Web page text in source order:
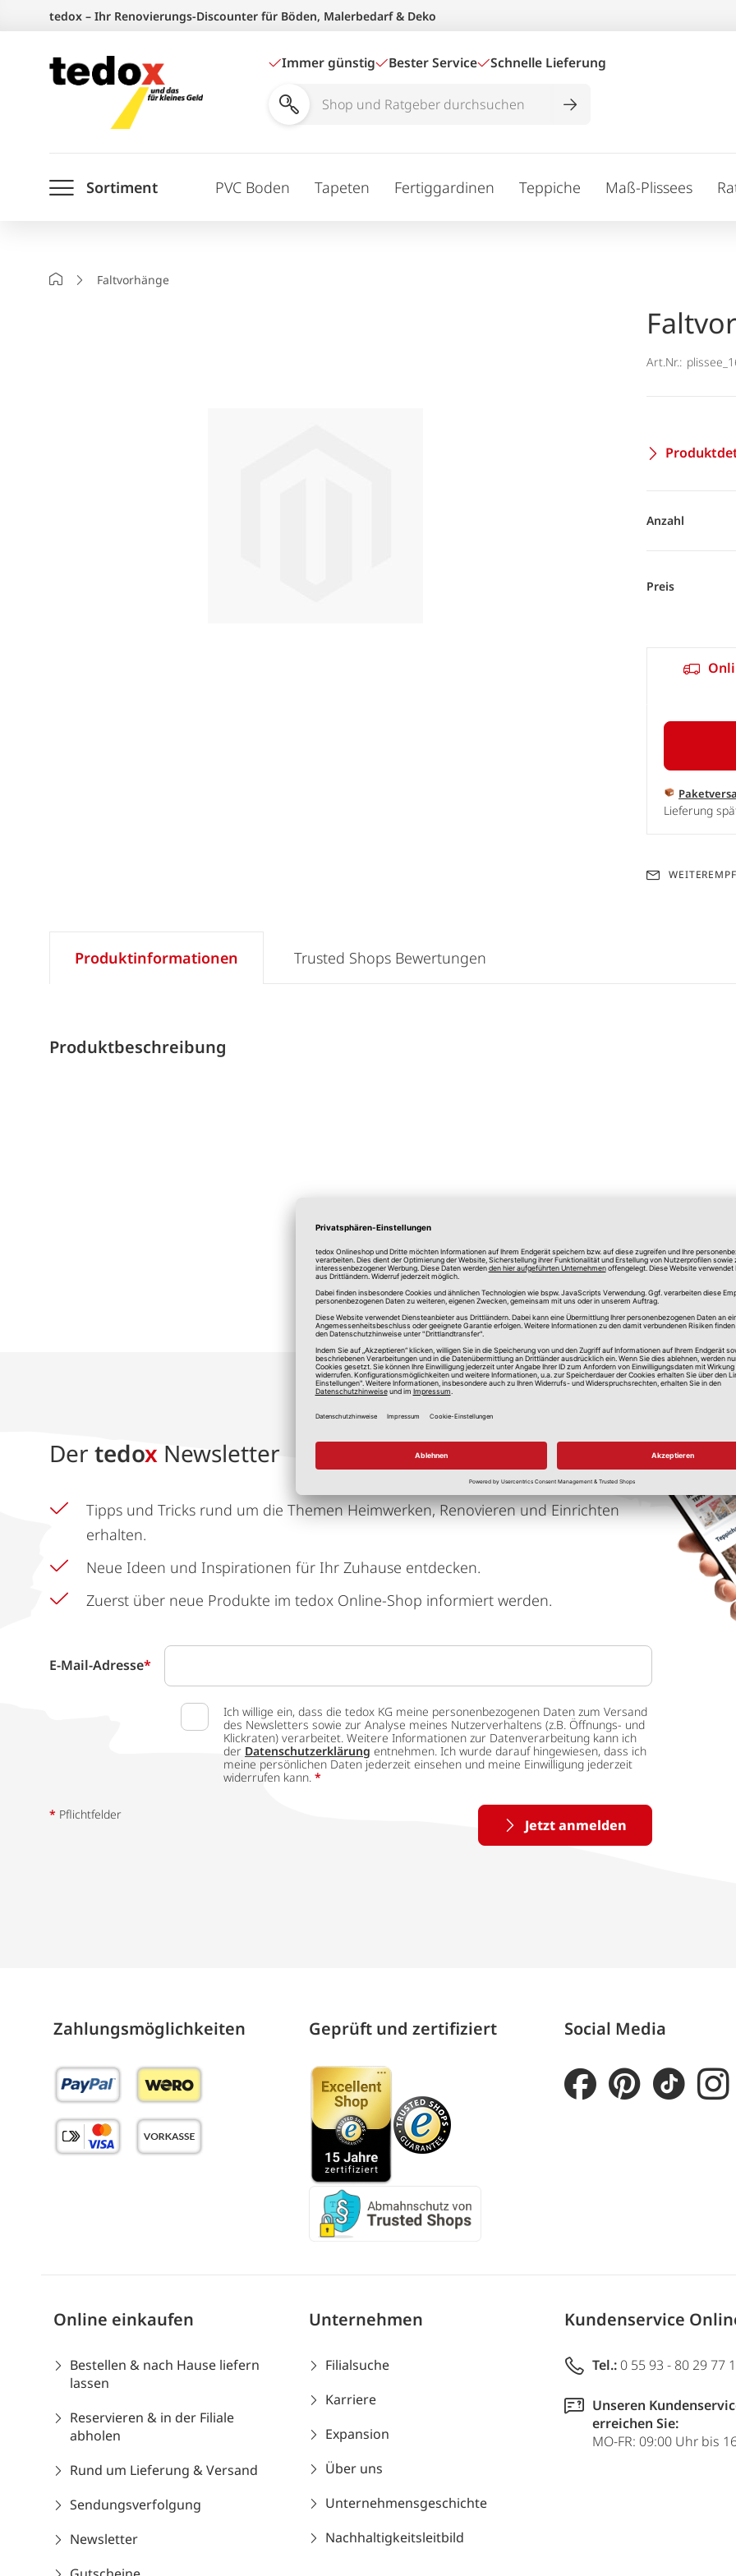
springen
tedox – Ihr Renovierungs-Discounter für Böden, Malerbedarf & Deko
Immer günstig Bester Service Schnelle Lieferung
Shop
durchsuchen
Sortiment PVC Boden Tapeten Fertiggardinen Teppiche Maß-Plissees
StartseiteFaltvorhänge
Art.Nr.:
Anzahl
Preis
Lieferung
Produktinformationen
Produktbeschreibung
Trusted Shops Bewertungen
*Alle Preise in Euro, inkl. gesetzlicher Mehrwertsteuer, zzgl.
Der tedox Newsletter
Tipps und Tricks rund um die Themen Heimwerken, Renovieren und Einrichten
erhalten.
Neue Ideen und Inspirationen für Ihr Zuhause entdecken.
Zuerst über neue Produkte im tedox Online-Shop informiert werden.
E-Mail-Adresse*
Ich willige ein, dass die tedox KG meine personenbezogenen Daten zum Versand
des Newsletters sowie zur Analyse meines Nutzerverhaltens (z.B. Öffnungs- und
Klickraten) verarbeitet. Weitere Informationen zur Datenverarbeitung kann ich
der Datenschutzerklärung entnehmen. Ich wurde darauf hingewiesen, dass ich
meine persönlichen Daten jederzeit einsehen und meine Einwilligung jederzeit
widerrufen kann. *
Jetzt anmelden
* Pflichtfelder
Zahlungs­möglich­keiten Geprüft und zertifiziert Social Media
Online einkaufen
Bestellen & nach Hause liefern
lassen
Reservieren & in der Filiale
abholen
Rund um Lieferung & Versand
Sendungsverfolgung
Newsletter
Unternehmen
Filialsuche
Karriere
Expansion
Über uns
Unternehmensgeschichte
Nachhaltigkeitsleitbild
Kundenservice
Tel.: 0 55 93 - 80 29 77
Unseren
erreichen Sie:
MO-FR: 09:00 Uhr bis